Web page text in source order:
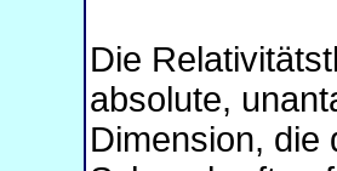
Die
absolute,
Dimension, die